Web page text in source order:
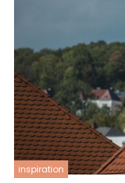
inspiration